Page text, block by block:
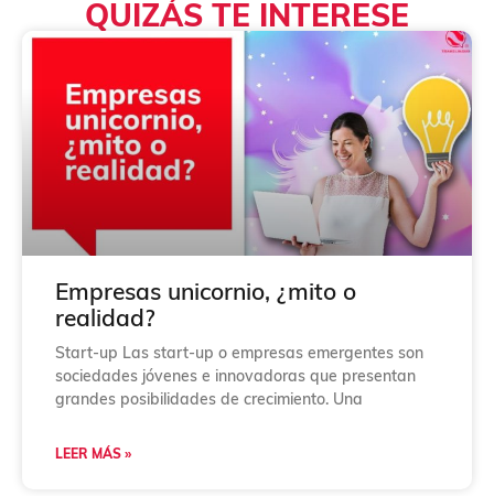
n
QUIZÁS TE INTERESE
Empresas unicornio, ¿mito o
realidad?
Start-up Las start-up o empresas emergentes son
sociedades jóvenes e innovadoras que presentan
grandes posibilidades de crecimiento. Una
LEER MÁS »